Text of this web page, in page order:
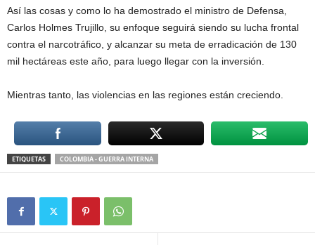
Así las cosas y como lo ha demostrado el ministro de Defensa,
Carlos Holmes Trujillo, su enfoque seguirá siendo su lucha frontal
contra el narcotráfico, y alcanzar su meta de erradicación de 130
mil hectáreas este año, para luego llegar con la inversión.
Mientras tanto, las violencias en las regiones están creciendo.
ETIQUETAS COLOMBIA - GUERRA INTERNA